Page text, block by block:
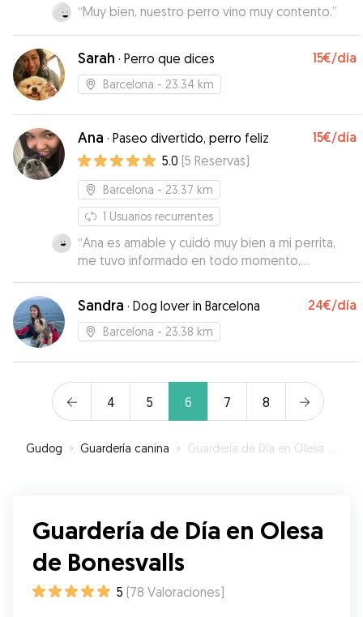
100%! ”
“Muy bien, nuestro perro vino muy contento.”
Sarah · Perro que dices 15€/día
Barcelona - 23.34 km
Ana · Paseo divertido, perro feliz 15€/día
5.0 (5 Reservas)
Barcelona - 23.37 km
1 Usuarios recurrentes
“Ana es amable y cuidó muy bien a mi perrita,
me tuvo informado en todo momento,
recomendable 100%, repetiremos seguro”
Sandra · Dog lover in Barcelona 24€/día
Barcelona - 23.38 km
4 5 6 7 8
Gudog » Guardería canina » Guardería de Día en Olesa de Bonesvalls
Guardería de Día en Olesa
de Bonesvalls
5 (78 Valoraciones)